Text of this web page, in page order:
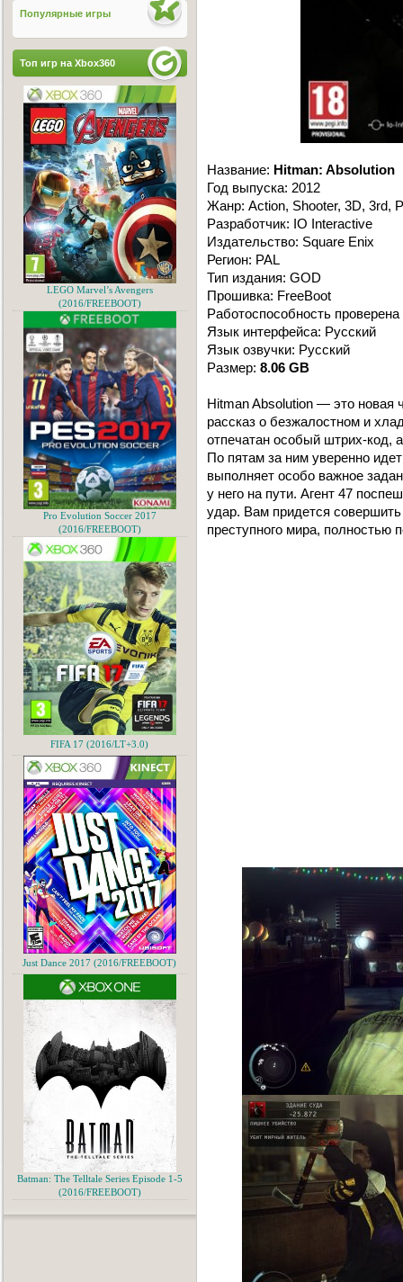
Название: Hitman: Absolution
Год выпуска: 2012
Жанр: Action, Shooter, 3D, 3rd,
Разработчик: IO Interactive
Издательство: Square Enix
Регион: PAL
Тип издания: GOD
Прошивка: FreeBoot
Работоспособность
Язык интерфейса: Русский
Язык озвучки: Русский
Размер: 8.06 GB
Hitman Absolution — это новая
рассказ о безжалостном и
отпечатан особый штрих-код,
По пятам за ним уверенно
выполняет особо важное
у него на пути. Агент 47
удар. Вам придется
преступного мира, полностью
Популярные игры
Топ игр на Xbox360
LEGO Marvel’s Avengers
(2016/FREEBOOT)
Pro Evolution Soccer 2017
(2016/FREEBOOT)
FIFA 17 (2016/LT+3.0)
Just Dance 2017 (2016/FREEBOOT)
Batman: The Telltale Series Episode 1-5
(2016/FREEBOOT)